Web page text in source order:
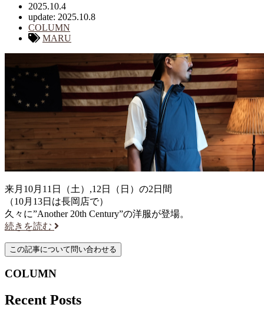
2025.10.4
update: 2025.10.8
COLUMN
MARU
来月10月11日（土）,12日（日）の2日間
（10月13日は長岡店で）
久々に”Another 20th Century”の洋服が登場。
続きを読む
COLUMN
Recent Posts